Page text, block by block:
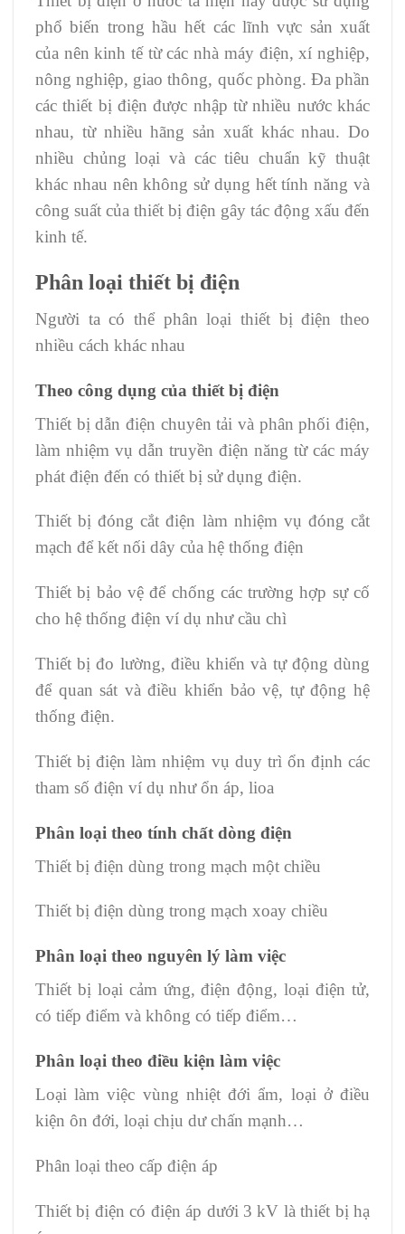
phổ biến trong hầu hết các lĩnh vực sản xuất
của nên kinh tế từ các nhà máy điện, xí nghiệp,
nông nghiệp, giao thông, quốc phòng. Đa phần
các thiết bị điện được nhập từ nhiều nước khác
nhau, từ nhiều hãng sản xuất khác nhau. Do
nhiều chủng loại và các tiêu chuẩn kỹ thuật
khác nhau nên không sử dụng hết tính năng và
công suất của thiết bị điện gây tác động xấu đến
kinh tế.
Phân loại thiết bị điện
Người ta có thể phân loại thiết bị điện theo
nhiều cách khác nhau
Theo công dụng của thiết bị điện
Thiết bị dẫn điện chuyên tải và phân phối điện,
làm nhiệm vụ dẫn truyền điện năng từ các máy
phát điện đến có thiết bị sử dụng điện.
Thiết bị đóng cắt điện làm nhiệm vụ đóng cắt
mạch để kết nối dây của hệ thống điện
Thiết bị bảo vệ để chống các trường hợp sự cố
cho hệ thống điện ví dụ như cầu chì
Thiết bị đo lường, điều khiển và tự động dùng
để quan sát và điều khiển bảo vệ, tự động hệ
thống điện.
Thiết bị điện làm nhiệm vụ duy trì ổn định các
tham số điện ví dụ như ổn áp, lioa
Phân loại theo tính chất dòng điện
Thiết bị điện dùng trong mạch một chiều
Thiết bị điện dùng trong mạch xoay chiều
Phân loại theo nguyên lý làm việc
Thiết bị loại cảm ứng, điện động, loại điện tử,
có tiếp điểm và không có tiếp điểm…
Phân loại theo điều kiện làm việc
Loại làm việc vùng nhiệt đới ẩm, loại ở điều
kiện ôn đới, loại chịu dư chấn mạnh…
Phân loại theo cấp điện áp
Thiết bị điện có điện áp dưới 3 kV là thiết bị hạ